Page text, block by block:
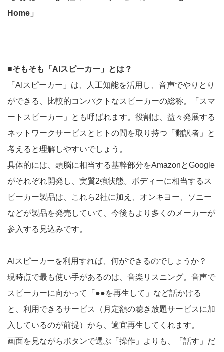
Home」
■そもそも「AIスピーカー」とは？
「AIスピーカー」は、人工知能を活用し、音声でやりとり
ができる、比較的コンパクトなスピーカーの総称。「スマ
ートスピーカー」とも呼ばれます。役割は、益々発展する
ネットワークサービスとヒトの間を取り持つ「翻訳者」と
考えると理解しやすいでしょう。
具体的には、頭脳に相当する基幹部分をAmazonとGoogle
がそれぞれ開発し、実質2強状態。ボディーに相当するス
ピーカー製品は、これら2社に加え、オンキヨー、ソニー
などが製品を発売していて、今後もより多くのメーカーが
参入する見込みです。
AIスピーカーを利用すれば、何ができるのでしょうか？
現時点で最も使い手があるのは、音楽リスニング。音声で
スピーカーに向かって「●●を再生して」など話かける
と、利用できるサービス（月定額の聴き放題サービスに加
入しているのが前提）から、適宜再生してくれます。
画面を見ながらボタンで選ぶ「操作」よりも、「話す」だ